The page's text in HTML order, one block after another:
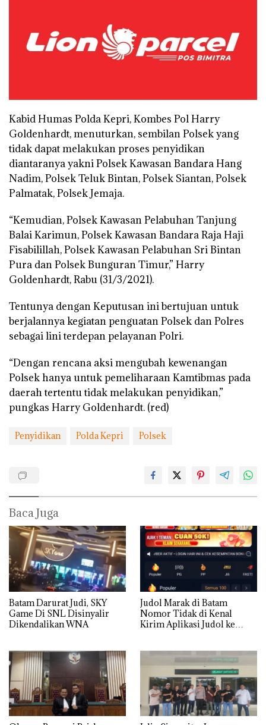
Kabid Humas Polda Kepri, Kombes Pol Harry
Goldenhardt, menuturkan, sembilan Polsek yang
tidak dapat melakukan proses penyidikan
diantaranya yakni Polsek Kawasan Bandara Hang
Nadim, Polsek Teluk Bintan, Polsek Siantan, Polsek
Palmatak, Polsek Jemaja.
“Kemudian, Polsek Kawasan Pelabuhan Tanjung
Balai Karimun, Polsek Kawasan Bandara Raja Haji
Fisabilillah, Polsek Kawasan Pelabuhan Sri Bintan
Pura dan Polsek Bunguran Timur,” Harry
Goldenhardt, Rabu (31/3/2021).
Tentunya dengan Keputusan ini bertujuan untuk
berjalannya kegiatan penguatan Polsek dan Polres
sebagai lini terdepan pelayanan Polri.
“Dengan rencana aksi mengubah kewenangan
Polsek hanya untuk pemeliharaan Kamtibmas pada
daerah tertentu tidak melakukan penyidikan,”
pungkas Harry Goldenhardt. (red)
Penyidikan Polda Kepri Polsek
Baca Juga
Batam Darurat Judi, SKY
Game Di SNL Disinyalir
Dikendalikan WNA
Judol Marak di Batam
Nomor Tidak di Kenal
Kirim Aplikasi Judol ke